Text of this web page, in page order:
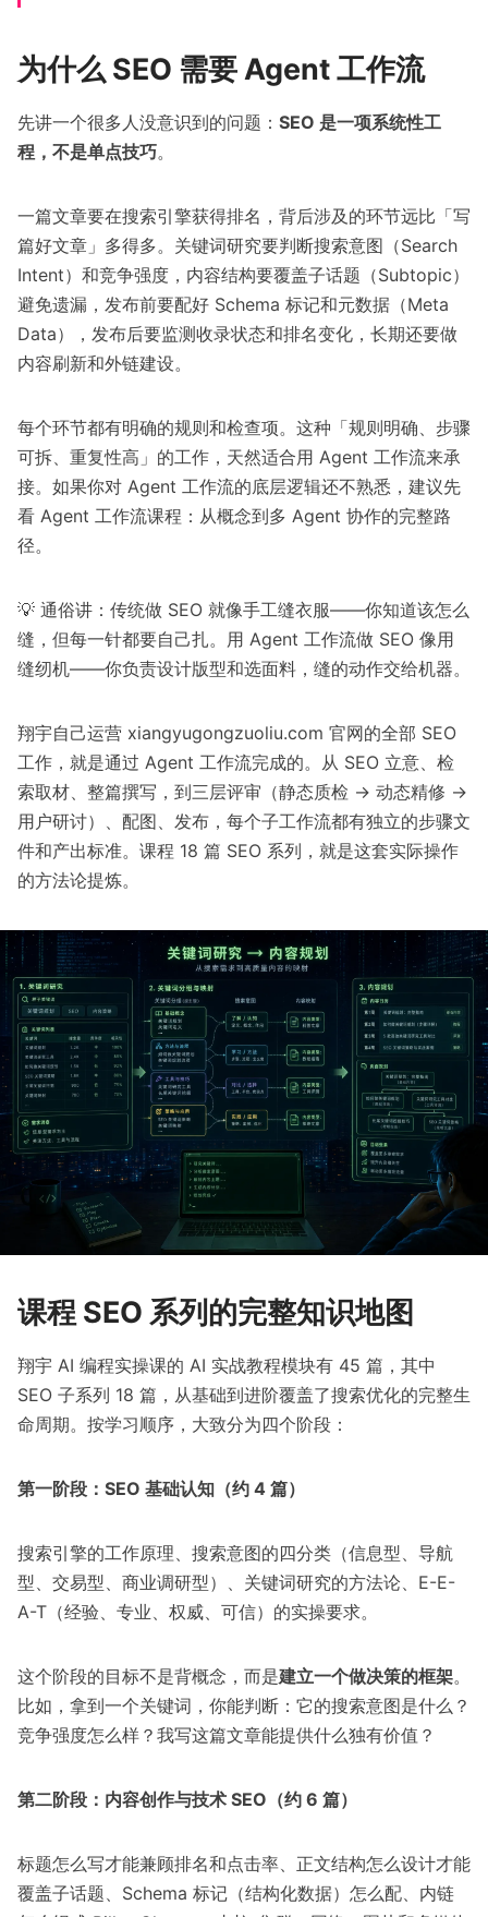
为什么 SEO 需要 Agent 工作流
先讲一个很多人没意识到的问题： SEO 是一项系统性工
程，不是单点技巧。
一篇文章要在搜索引擎获得排名，背后涉及的环节远比「写
篇好文章」多得多。关键词研究要判断搜索意图（Search
Intent）和竞争强度，内容结构要覆盖子话题（Subtopic）
避免遗漏，发布前要配好 Schema 标记和元数据（Meta
Data），发布后要监测收录状态和排名变化，长期还要做
内容刷新和外链建设。
每个环节都有明确的规则和检查项。这种「规则明确、步骤
可拆、重复性高」的工作，天然适合用 Agent 工作流来承
接。如果你对 Agent 工作流的底层逻辑还不熟悉，建议先
看 Agent 工作流课程：从概念到多 Agent 协作的完整路
径。
💡 通俗讲：传统做 SEO 就像手工缝衣服——你知道该怎么
缝，但每一针都要自己扎。用 Agent 工作流做 SEO 像用
缝纫机——你负责设计版型和选面料，缝的动作交给机器。
翔宇自己运营 xiangyugongzuoliu.com 官网的全部 SEO
工作，就是通过 Agent 工作流完成的。从 SEO 立意、检
索取材、整篇撰写，到三层评审（静态质检 → 动态精修 →
用户研讨）、配图、发布，每个子工作流都有独立的步骤文
件和产出标准。课程 18 篇 SEO 系列，就是这套实际操作
的方法论提炼。
课程 SEO 系列的完整知识地图
翔宇 AI 编程实操课的 AI 实战教程模块有 45 篇，其中
SEO 子系列 18 篇，从基础到进阶覆盖了搜索优化的完整生
命周期。按学习顺序，大致分为四个阶段：
第一阶段：SEO 基础认知（约 4 篇）
搜索引擎的工作原理、搜索意图的四分类（信息型、导航
型、交易型、商业调研型）、关键词研究的方法论、E-E-
A-T（经验、专业、权威、可信）的实操要求。
这个阶段的目标不是背概念，而是建立一个做决策的框架。
比如，拿到一个关键词，你能判断：它的搜索意图是什么？
竞争强度怎么样？我写这篇文章能提供什么独有价值？
第二阶段：内容创作与技术 SEO（约 6 篇）
标题怎么写才能兼顾排名和点击率、正文结构怎么设计才能
覆盖子话题、Schema 标记（结构化数据）怎么配、内链